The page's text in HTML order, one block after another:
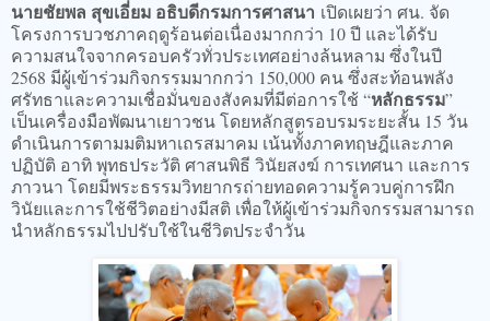
นายชัยพล สุขเอี่ยม อธิบดีกรมการศาสนา เปิดเผยว่า ศน. จัด
โครงการบวชภาคฤดูร้อนต่อเนื่องมากกว่า 10 ปี และได้รับ
ความสนใจจากครอบครัวทั่วประเทศอย่างล้นหลาม ซึ่งในปี
2568 มีผู้เข้าร่วมกิจกรรมมากกว่า 150,000 คน ซึ่งสะท้อนพลัง
ศรัทธาและความเชื่อมั่นของสังคมที่มีต่อการใช้ “หลักธรรม”
เป็นเครื่องมือพัฒนาเยาวชน โดยหลักสูตรอบรมระยะสั้น 15 วัน
ดำเนินการตามมติมหาเถรสมาคม เน้นทั้งภาคทฤษฎีและภาค
ปฏิบัติ อาทิ พุทธประวัติ ศาสนพิธี วินัยสงฆ์ การเทศนา และการ
ภาวนา โดยมีพระธรรมวิทยากรถ่ายทอดความรู้ควบคู่การฝึก
วินัยและการใช้ชีวิตอย่างมีสติ เพื่อให้ผู้เข้าร่วมกิจกรรมสามารถ
นำหลักธรรมไปปรับใช้ในชีวิตประจำวัน